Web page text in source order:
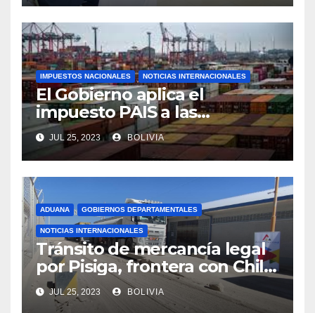
IMPUESTOS NACIONALES NOTICIAS INTERNACIONALES
El Gobierno aplica el
impuesto PAIS a las
importaciones de algunos
bienes y servicios
JUL 25, 2023 BOLIVIA
ADUANA GOBIERNOS DEPARTAMENTALES
NOTICIAS INTERNACIONALES
Tránsito de mercancía legal
por Pisiga, frontera con Chile,
crece en 42% a junio de este
año
JUL 25, 2023 BOLIVIA